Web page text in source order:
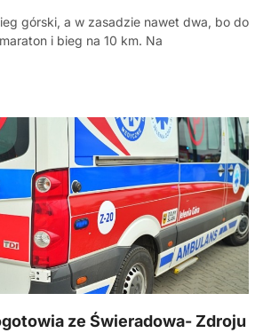
górski, a w zasadzie nawet dwa, bo do
i bieg na 10 km. Na
ze Świeradowa- Zdroju